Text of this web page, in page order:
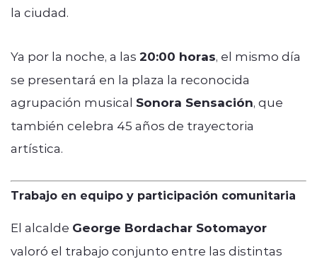
la ciudad.
Ya por la noche, a las 20:00 horas, el mismo día
se presentará en la plaza la reconocida
agrupación musical Sonora Sensación, que
también celebra 45 años de trayectoria
artística.
Trabajo en equipo y participación comunitaria
El alcalde George Bordachar Sotomayor
valoró el trabajo conjunto entre las distintas